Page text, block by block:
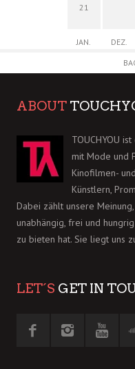
21
JAN. DEZ.
ABOUT
TOUCHYOU
mit Mode und
Kinofilmen-
Künstlern,
Dabei zählt unsere
unabhängig, frei und
zu bieten hat. Sie liegt uns
LET´S GET IN